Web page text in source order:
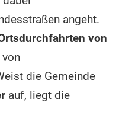
angeht.
von
die Gemeinde
auf, liegt die